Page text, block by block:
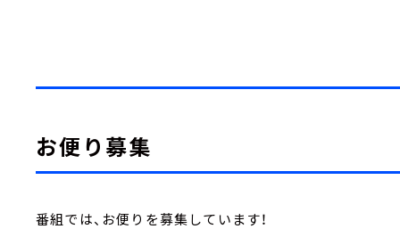
お便り募集
番組では、お便りを募集しています！